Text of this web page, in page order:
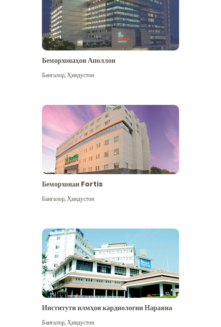
Бештар дидан
Беморхонаҳои Аполлон
Бангалор,Ҳиндустон
Беморхонаи Fortis
Бангалор,Ҳиндустон
Институти илмҳои кардиологии Нараяна
Бангалор,Ҳиндустон